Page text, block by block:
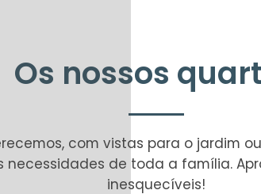
Os nossos
com vistas para o jardim
de toda a família.
inesquecíveis!